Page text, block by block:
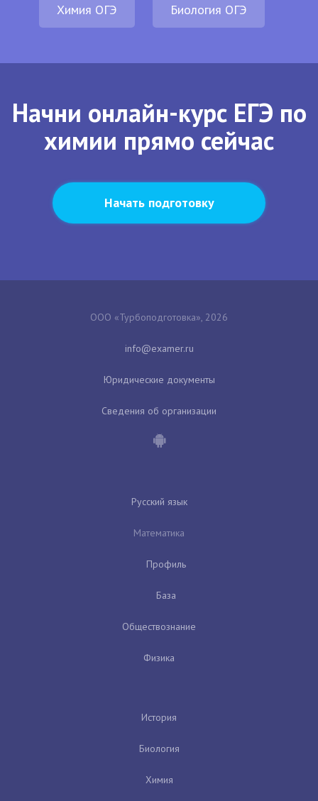
Химия ОГЭ Биология ОГЭ
Начни онлайн-курс ЕГЭ по
химии прямо сейчас
Начать подготовку
ООО «Турбоподготовка», 2026
Юридические документы
Сведения об организации
Русский язык
Математика
Профиль
База
Обществознание
Физика
История
Биология
Химия